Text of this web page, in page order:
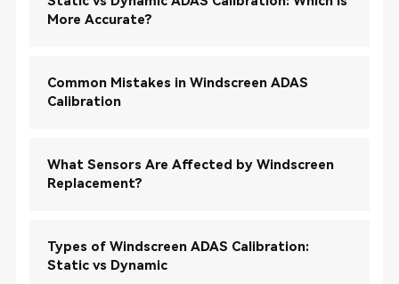
More Accurate?
Common Mistakes in Windscreen ADAS
Calibration
What Sensors Are Affected by Windscreen
Replacement?
Types of Windscreen ADAS Calibration:
Static vs Dynamic